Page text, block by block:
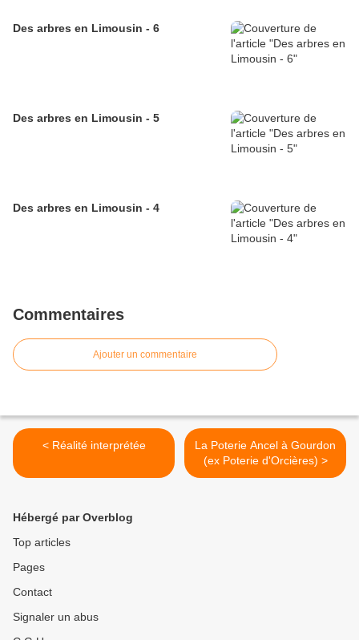
Des arbres en Limousin - 6
Des arbres en Limousin - 5
Des arbres en Limousin - 4
Commentaires
Ajouter un commentaire
< Réalité interprétée
La Poterie Ancel à Gourdon
(ex Poterie d'Orcières) >
Hébergé par Overblog
Top articles
Pages
Contact
Signaler un abus